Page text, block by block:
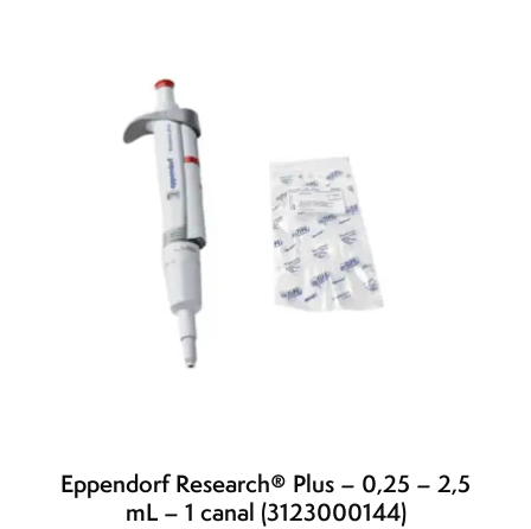
Eppendorf Research® Plus – 0,25 – 2,5
mL – 1 canal (3123000144)